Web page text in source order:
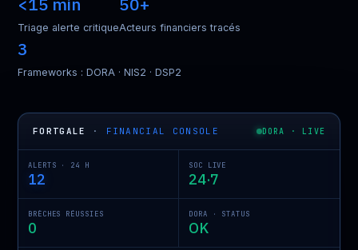
Triage alerte critiqueActeurs financiers tracés
3
Frameworks : DORA · NIS2 · DSP2
FORTGALE · FINANCIAL CONSOLE DORA · LIVE
ALERTS · 24 H
12
SOC LIVE
24·7
BRÈCHES RÉUSSIES
0
DORA · STATUS
OK